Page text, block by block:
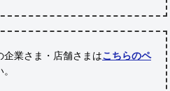
業さま・店舗さまはこちらのペ